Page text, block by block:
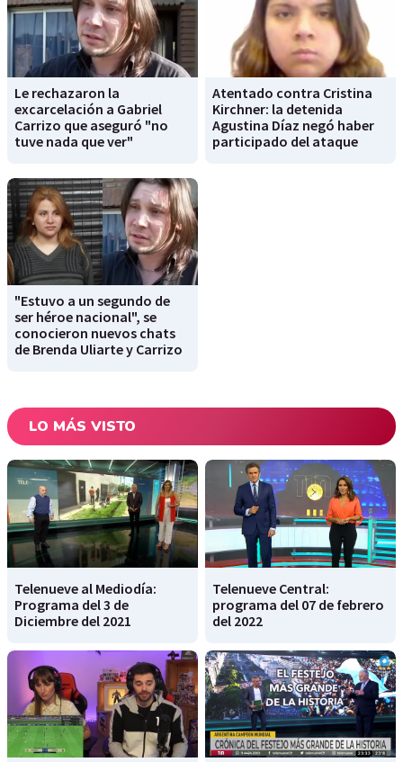
Le rechazaron la
excarcelación a Gabriel
Carrizo que aseguró "no
tuve nada que ver"
Atentado contra Cristina
Kirchner: la detenida
Agustina Díaz negó haber
participado del ataque
"Estuvo a un segundo de
ser héroe nacional", se
conocieron nuevos chats
de Brenda Uliarte y Carrizo
LO MÁS VISTO
Telenueve al Mediodía:
Programa del 3 de
Diciembre del 2021
Telenueve Central:
programa del 07 de febrero
del 2022